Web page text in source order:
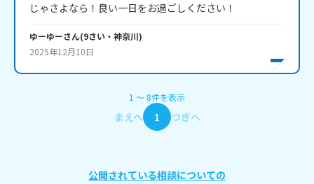
じゃさよなら！良い一日をお過ごしください！
ゆーゆーさん(9さい・ 神奈川)
2025年12月10日
1 〜 8件を表示
まえへ 1 つぎへ
公開されている相談についての